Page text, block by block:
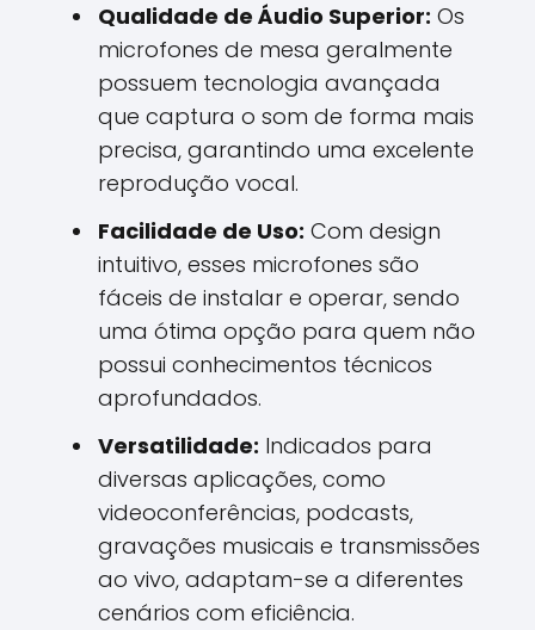
Qualidade de Áudio Superior: Os
microfones de mesa geralmente
possuem tecnologia avançada
que captura o som de forma mais
precisa, garantindo uma excelente
reprodução vocal.
Facilidade de Uso: Com design
intuitivo, esses microfones são
fáceis de instalar e operar, sendo
uma ótima opção para quem não
possui conhecimentos técnicos
aprofundados.
Versatilidade: Indicados para
diversas aplicações, como
videoconferências, podcasts,
gravações musicais e transmissões
ao vivo, adaptam-se a diferentes
cenários com eficiência.